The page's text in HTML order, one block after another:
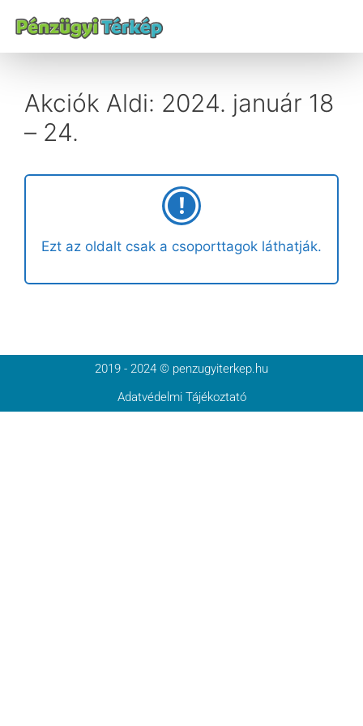
Akciók Aldi: 2024. január 18
– 24.
Ezt az oldalt csak a csoporttagok láthatják.
2019 - 2024 © penzugyiterkep.hu
Adatvédelmi Tájékoztató